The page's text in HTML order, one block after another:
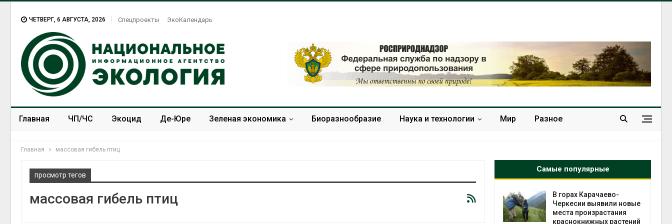
ЧЕТВЕРГ, 6 АВГУСТА, 2026 Спецпроекты ЭкоКалендарь
Главная ЧП/ЧС Экоцид Де-Юре Зеленая экономика Биоразнообразие Наука и технологии Мир Разное
Главная массовая гибель птиц
просмотр тегов
массовая гибель птиц
Самые популярные
Панамский канал вновь
ограничивает загрузку
В горах Карачаево-
Черкесии выявили новые
места произрастания
краснокнижных растений